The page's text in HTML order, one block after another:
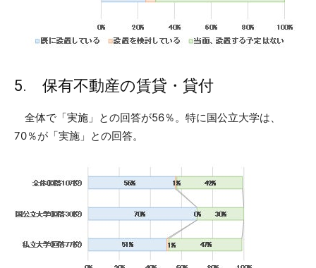
5. 保有不動産の賃貸・貸付
全体で「実施」との回答が56％。特に国公立大学は、
70％が「実施」との回答。